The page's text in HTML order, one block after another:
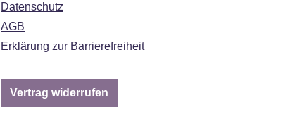
Datenschutz
AGB
Erklärung zur Barrierefreiheit
Vertrag widerrufen